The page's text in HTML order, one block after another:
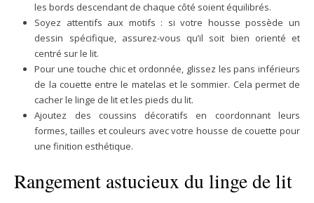
les bords descendant de chaque côté soient équilibrés.
Soyez attentifs aux motifs : si votre housse possède un
dessin spécifique, assurez-vous qu’il soit bien orienté et
centré sur le lit.
Pour une touche chic et ordonnée, glissez les pans inférieurs
de la couette entre le matelas et le sommier. Cela permet de
cacher le linge de lit et les pieds du lit.
Ajoutez des coussins décoratifs en coordonnant leurs
formes, tailles et couleurs avec votre housse de couette pour
une finition esthétique.
Rangement astucieux du linge de lit